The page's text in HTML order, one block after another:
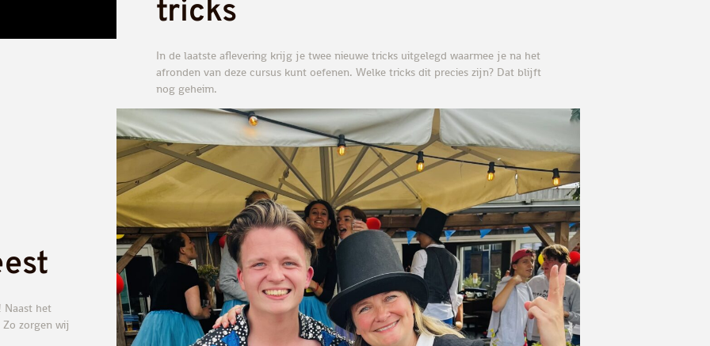
tricks
In de laatste aflevering krijg je twee nieuwe tricks uitgelegd waarmee je na het
afronden van deze cursus kunt oefenen. Welke tricks dit precies zijn? Dat blijft
nog geheim.
Naast het
zorgen wij